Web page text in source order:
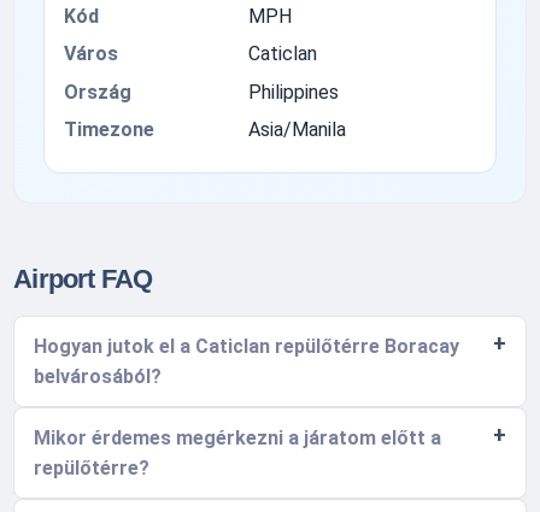
Kód
MPH
Város
Caticlan
Ország
Philippines
Timezone
Asia/Manila
Airport FAQ
Hogyan jutok el a Caticlan repülőtérre Boracay
belvárosából?
Mikor érdemes megérkezni a járatom előtt a
repülőtérre?